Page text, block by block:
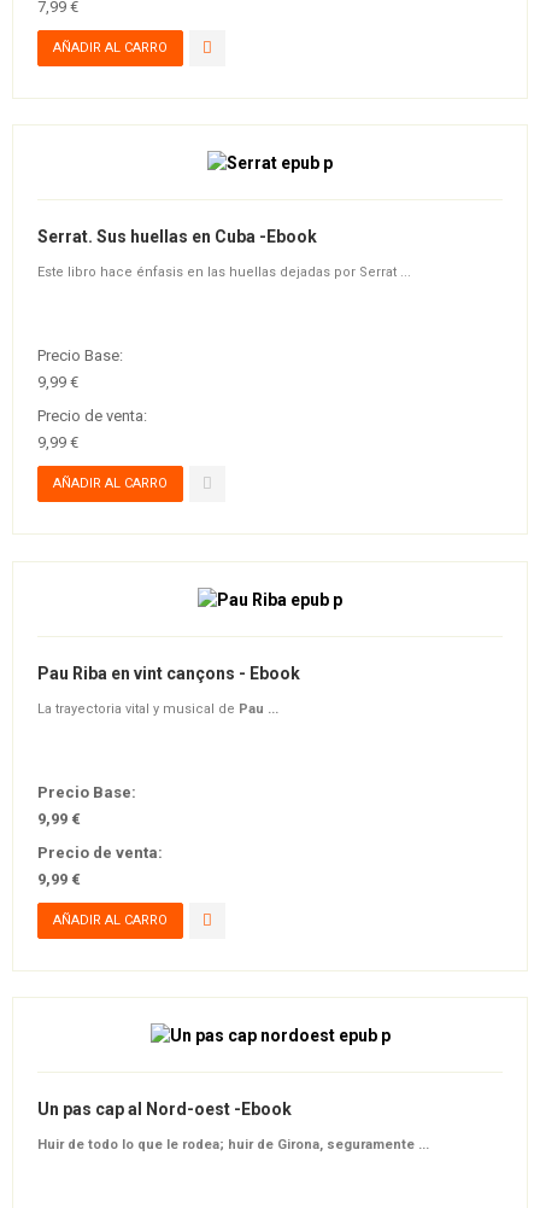
7,99 €
Serrat. Sus huellas en Cuba -Ebook
Este libro hace énfasis en las huellas dejadas por Serrat ...
Precio Base:
9,99 €
Precio de venta:
9,99 €
Pau Riba en vint cançons - Ebook
La trayectoria vital y musical de Pau ...
Precio Base:
9,99 €
Precio de venta:
9,99 €
Un pas cap al Nord-oest -Ebook
Huir de todo lo que le rodea; huir de Girona, seguramente ...